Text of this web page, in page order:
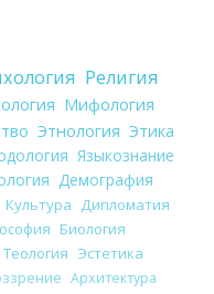
Религия
Мифология
Этнология Этика
Языкознание
Демография
Культура
Дипломатия
Биология
Теология Эстетика
Архитектура